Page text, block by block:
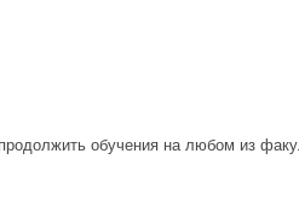
обучения на любом из